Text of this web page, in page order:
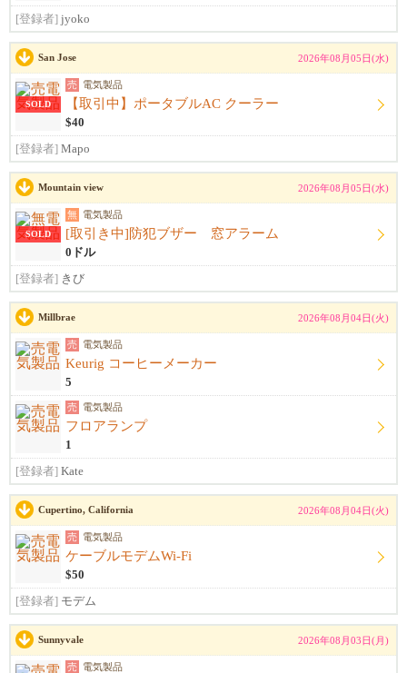
[登録者] jyoko
San Jose 2026年08月05日(水)
SOLD
売 電気製品
【取引中】ポータブルAC クーラー
$40
[登録者] Mapo
Mountain view 2026年08月05日(水)
SOLD
無 電気製品
[取引き中]防犯ブザー 窓アラーム
0ドル
[登録者] きび
Millbrae 2026年08月04日(火)
売 電気製品
Keurig コーヒーメーカー
5
売 電気製品
フロアランプ
1
[登録者] Kate
Cupertino, California 2026年08月04日(火)
売 電気製品
ケーブルモデムWi-Fi
$50
[登録者] モデム
Sunnyvale 2026年08月03日(月)
売 電気製品